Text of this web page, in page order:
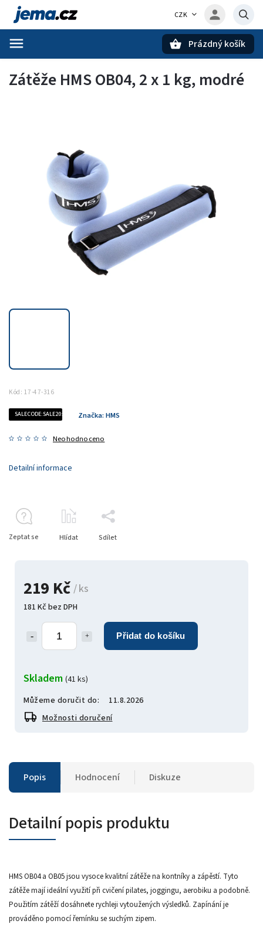
CZK
Prázdný košík
Zátěže HMS OB04, 2 x 1 kg, modré
Kód: 17-47-316
SALECODE:SALE20:20:%
Neohodnoceno
Značka: HMS
219 Kč / ks
181 Kč bez DPH
Přidat do košíku
Skladem (41 ks)
Můžeme doručit do:
11.8.2026
Možnosti doručení
Detailní informace
Zeptat se Hlídat Sdílet
Popis Hodnocení Diskuze
Detailní popis produktu
HMS OB04 a OB05 jsou vysoce kvalitní zátěže na kontníky a zápěstí. Tyto
zátěže mají ideální využití při cvičení pilates, joggingu, aerobiku a podobně.
Použitím zátěží dosáhnete rychleji vytoužených výsledků. Zapínání je
prováděno pomocí řemínku se suchým zipem.